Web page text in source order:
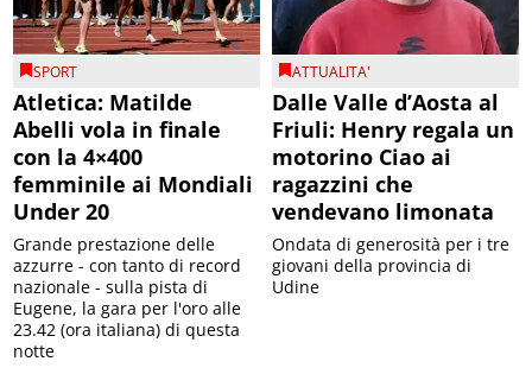
SPORT
Atletica: Matilde
Abelli vola in finale
con la 4×400
femminile ai Mondiali
Under 20
Grande prestazione delle
azzurre - con tanto di record
nazionale - sulla pista di
Eugene, la gara per l'oro alle
23.42 (ora italiana) di questa
notte
ATTUALITA'
Dalle Valle d’Aosta al
Friuli: Henry regala un
motorino Ciao ai
ragazzini che
vendevano limonata
Ondata di generosità per i tre
giovani della provincia di
Udine